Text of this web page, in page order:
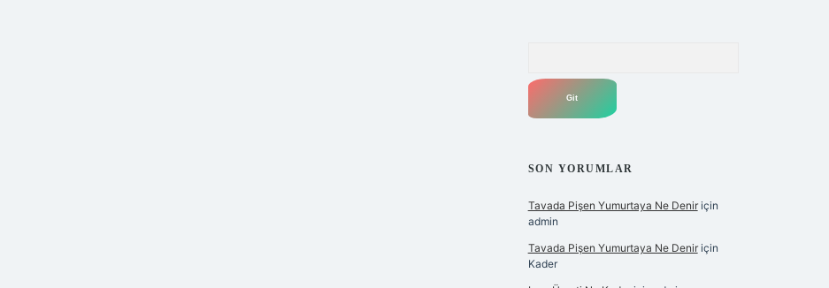
SON YORUMLAR
Tavada Pişen Yumurtaya Ne Deniriçin
admin
Tavada Pişen Yumurtaya Ne Deniriçin
Kader